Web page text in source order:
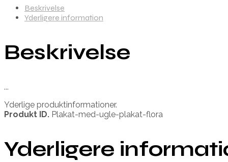
Beskrivelse
Yderligere information
Beskrivelse
...
Yderlige produktinformationer.
Produkt ID. Plakat-med-ugle-plakat-flora
Yderligere